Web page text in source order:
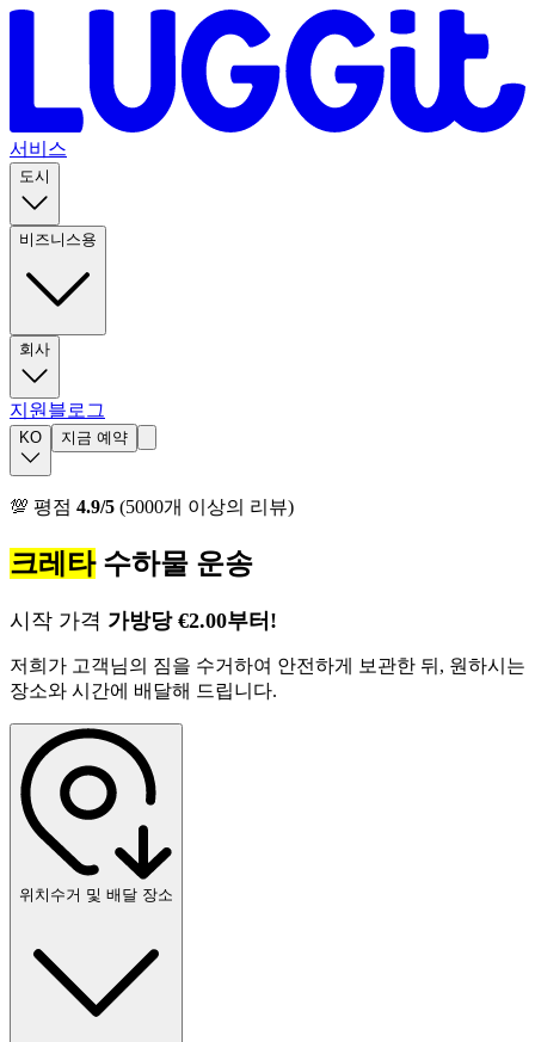
서비스
도시
비즈니스용
회사
지원 블로그
KO 지금 예약
💯 평점 4.9/5 (5000개 이상의 리뷰)
크레타수하물 운송
시작 가격 가방당 €2.00부터!
저희가 고객님의 짐을 수거하여 안전하게 보관한 뒤, 원하시는
장소와 시간에 배달해 드립니다.
위치 수거 및 배달 장소